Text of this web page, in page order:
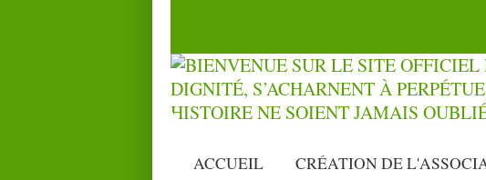
ACCUEIL CRÉATION DE